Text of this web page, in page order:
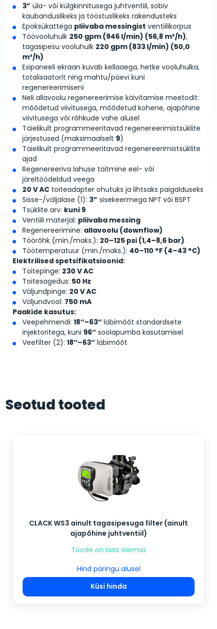
3” üla- või külgkinnitusega juhtventiil, sobiv
kaubanduslikeks ja tööstuslikeks rakendusteks
Epoksükattega pliivaba messingist ventiilikorpus
Töövooluhulk 250 gpm (946 l/min) (56,8 m³/h),
tagasipesu vooluhulk 220 gpm (833 l/min) (50,0
m³/h)
Esipaneeli ekraan kuvab kellaaega, hetke vooluhulka,
totalisaatorit ning mahtu/päevi kuni
regenereerimiseni
Neli allavoolu regenereerimise käivitamise meetodit:
mõõdetud viivitusega, mõõdetud kohene, ajapõhine
viivitusega või rõhkude vahe alusel
Täielikult programmeeritavad regenereerimistsüklite
järjestused (maksimaalselt 9)
Täielikult programmeeritavad regenereerimistsüklite
ajad
Regenereeriva lahuse täitmine eel- või
järeltöödeldud veega
20 V AC toiteadapter ohutuks ja lihtsaks paigalduseks
Sisse-/väljalase (1): 3” sisekeermega NPT või BSPT
Tsüklite arv: kuni 9
Ventiili materjal: pliivaba messing
Regenereerimine: allavoolu (downflow)
Töörõhk (min./maks.): 20–125 psi (1,4–8,6 bar)
Töötemperatuur (min./maks.): 40–110 °F (4–43 °C)
Elektrilised spetsifikatsioonid:
Toitepinge: 230 V AC
Toitesagedus: 50 Hz
Väljundpinge: 20 V AC
Väljundvool: 750 mA
Paakide kasutus:
Veepehmendi:18’’–63’’ läbimõõt standardsete
injektoritega, kuni 96’’ soolapumba kasutamisel
Veefilter (2):18’’–63’’ läbimõõt
Seotud tooted
CLACK WS3 ainult tagasipesuga filter (ainult
ajapõhine juhtventiil)
Toode on laos olemas
Hind päringu alusel
Küsi hinda